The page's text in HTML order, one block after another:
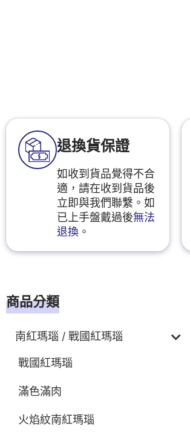
退換貨保證
如收到貨品覺得不合
適，請在收到貨品後
立即與我們聯繫。如
已上手盤戴過後無法
退換 。
商品分類
南紅瑪瑙 / 戰國紅瑪瑙
戰國紅瑪瑙
滿色滿肉
火焰紋南紅瑪瑙